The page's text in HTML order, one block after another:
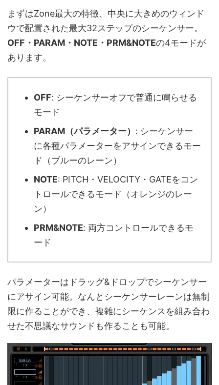
まずはZone最大の特徴、中央に大きめのウィンド
ウで配置された最大32ステップのシーケンサー。
OFF・PARAM・NOTE・PRM&NOTEの4モードが
あります。
OFF: シーケンサーオフで普通に鳴らせる
モード
PARAM（パラメーター） : シーケンサー
に各種パラメーターをアサインできるモー
ド（ブルーのレーン）
NOTE: PITCH・VELOCITY・GATEをコン
トロールできるモード（オレンジのレー
ン）
PRM&NOTE: 両方コントロールできるモ
ード
パラメーターはドラッグ&ドロップでシーケンサー
にアサイン可能。なんとシーケンサーレーンは無制
限に作ることができ、複雑にシーケンスを組み合わ
せた不思議なサウンドも作ることも可能。